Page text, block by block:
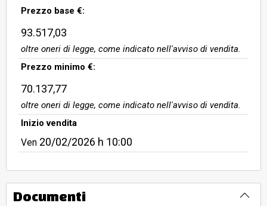
Prezzo base €:
93.517,03
oltre oneri di legge, come indicato nell'avviso di vendita.
Prezzo minimo €:
70.137,77
oltre oneri di legge, come indicato nell'avviso di vendita.
Inizio vendita
Ven 20/02/2026 h 10:00
Documenti